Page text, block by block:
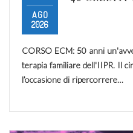
AGO
2026
CORSO ECM: 50 anni
terapia familiare dell'IIPR. Il
l’occasione di ripercorrere…